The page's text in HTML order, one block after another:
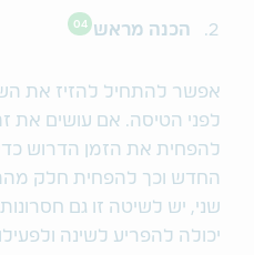
הכנה מראש 04
אפשר להתחיל להזיז את
לפני הטיסה. אם עושים
להפחית את הזמן הדרוש
החדש וכך להפחית חלק
שני, יש לשיטה זו גם
יכולה להפריע לשינה